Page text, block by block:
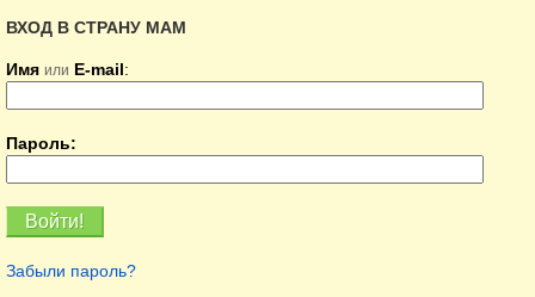
ВХОД В СТРАНУ МАМ
Имя или E-mail:
Пароль:
Забыли пароль?